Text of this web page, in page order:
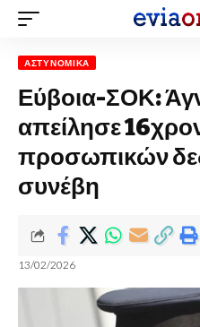
ΑΣΤΥΝΟΜΙΚΆ
Εύβοια-ΣΟΚ:
απείλησε
προσωπικών
συνέβη
13/02/2026